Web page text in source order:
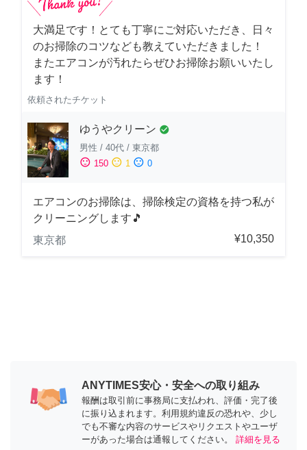
大満足です！とても丁寧にご対応いただき、日々
のお掃除のコツなども教えていただきました！
またエアコンが汚れたらぜひお掃除お願いいたし
ます！
依頼されたチケット
ゆうやクリーン check_circle
男性 / 40代 / 東京都
sentiment_satisfied 150 sentiment_neutral 1 sentiment_dissatisfied 0
エアコンのお掃除は、掃除検定の資格を持つ私が
クリーニングします🎵
東京都
¥10,350
ANYTIMES安心・安全への取り組み
報酬は取引前に事務局に支払われ、評価・完了後
に振り込まれます。利用規約違反の恐れや、少し
でも不審な内容のサービスやリクエストやユーザ
ーがあった場合は通報してください。
詳細を見る